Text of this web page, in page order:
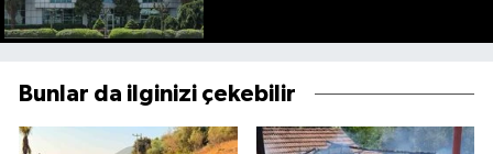
Bunlar da ilginizi çekebilir